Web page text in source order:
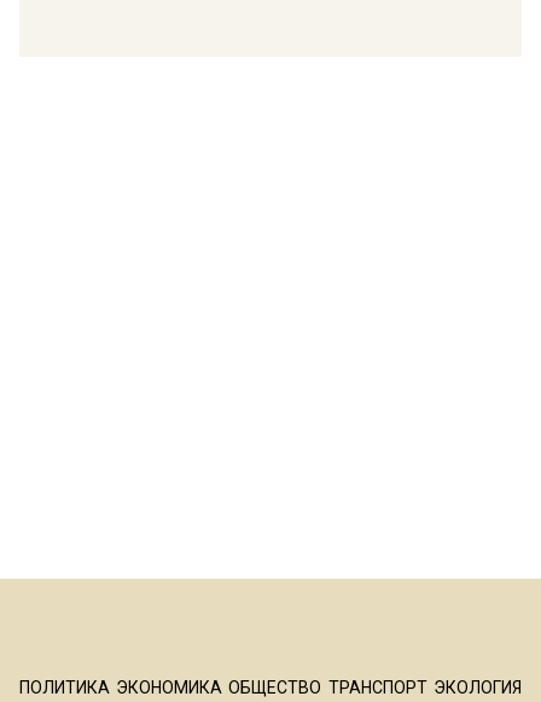
ПОЛИТИКА ЭКОНОМИКА ОБЩЕСТВО ТРАНСПОРТ ЭКОЛОГИЯ